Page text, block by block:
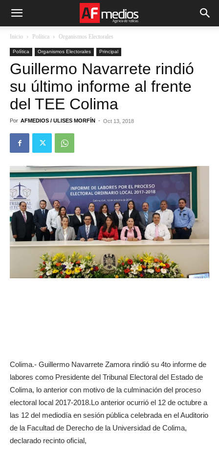
Inicio Política Organismos Electorales
Política Organismos Electorales Principal
Guillermo Navarrete rindió
su último informe al frente
del TEE Colima
Por AFMEDIOS / ULISES MORFÍN - Oct 13, 2018
Colima.- Guillermo Navarrete Zamora rindió su 4to informe de
labores como Presidente del Tribunal Electoral del Estado de
Colima, lo anterior con motivo de la culminación del proceso
electoral local 2017-2018.Lo anterior ocurrió el 12 de octubre a
las 12 del mediodía en sesión pública celebrada en el Auditorio
de la Facultad de Derecho de la Universidad de Colima,
declarado recinto oficial,